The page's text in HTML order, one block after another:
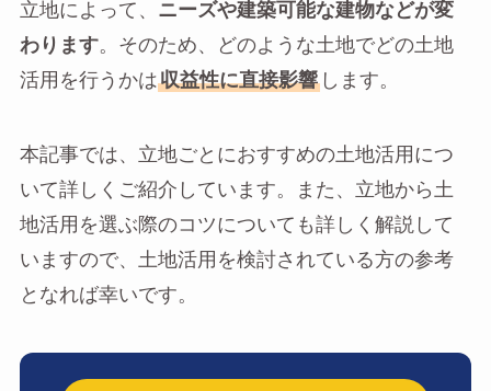
立地によって、 ニーズや建築可能な建物などが変
わります。そのため、どのような土地でどの土地
活用を行うかは収益性に直接影響します。
本記事では、立地ごとにおすすめの土地活用につ
いて詳しくご紹介しています。また、立地から土
地活用を選ぶ際のコツについても詳しく解説して
いますので、土地活用を検討されている方の参考
となれば幸いです。